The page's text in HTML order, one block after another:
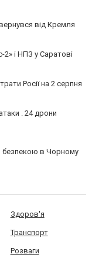
від Кремля
2» і НПЗ у Саратові
Росії на 2 серпня
. 24 дрони
безпекою в Чорному
Здоров'я
Транспорт
Розваги